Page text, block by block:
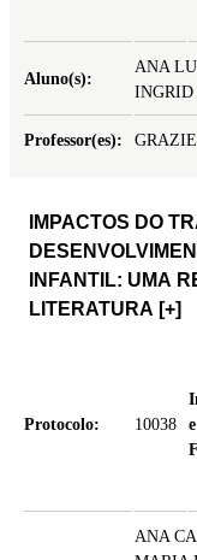
Aluno(s):
ANA
Professor(es):
IMPACTOS DO
INFANTIL: UMA
LITERATURA [+]
Protocolo: 10038
e
ANA